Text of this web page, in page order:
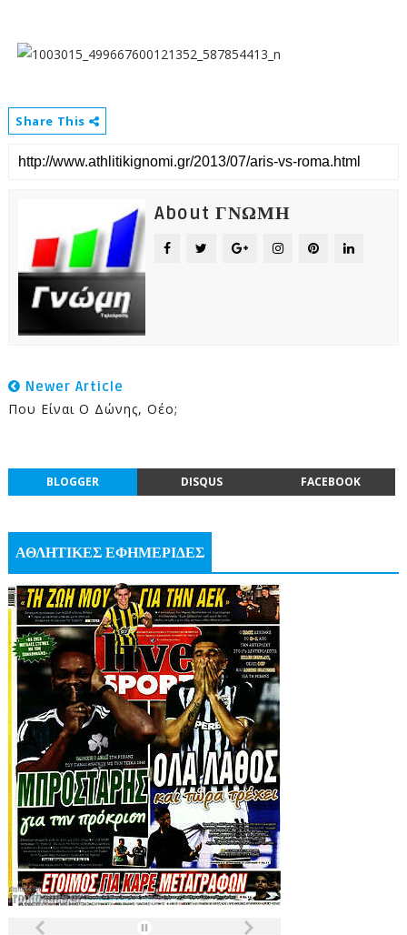
Share This
About ΓΝΩΜΗ
Newer Article
Που Είναι Ο Δώνης, Οέο;
BLOGGER DISQUS FACEBOOK
ΑΘΛΗΤΙΚΕΣ ΕΦΗΜΕΡΙΔΕΣ